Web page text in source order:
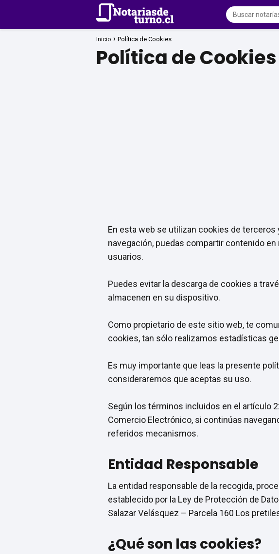
Inicio Política de Cookies
Política de Cookies
En esta web se utilizan cookies de
navegación, puedas compartir contenido
usuarios.
Puedes evitar la descarga de cookies a
almacenen en su dispositivo.
Como propietario de este sitio web, te
cookies, tan sólo realizamos estadísticas
Es muy importante que leas la presente
consideraremos que aceptas su uso.
Según los términos incluidos en el artículo
Comercio Electrónico, si continúas
referidos mecanismos.
Entidad Responsable
La entidad responsable de la recogida,
establecido por la Ley de Protección de
Salazar Velásquez – Parcela 160 Los
¿Qué son las cookies?